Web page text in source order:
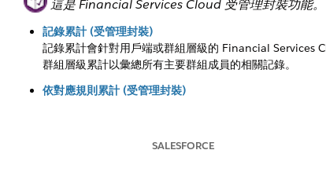
這是 Financial Services Cloud 受管理封裝功能。
記錄累計 (受管理封裝)
記錄累計會針對用戶端或群組層級的 Financial Services
群組層級累計以彙總所有主要群組成員的相關記錄。
依對應規則累計 (受管理封裝)
記錄累計、依對應累計和資料載入 (受管理封裝)
SALESFORCE